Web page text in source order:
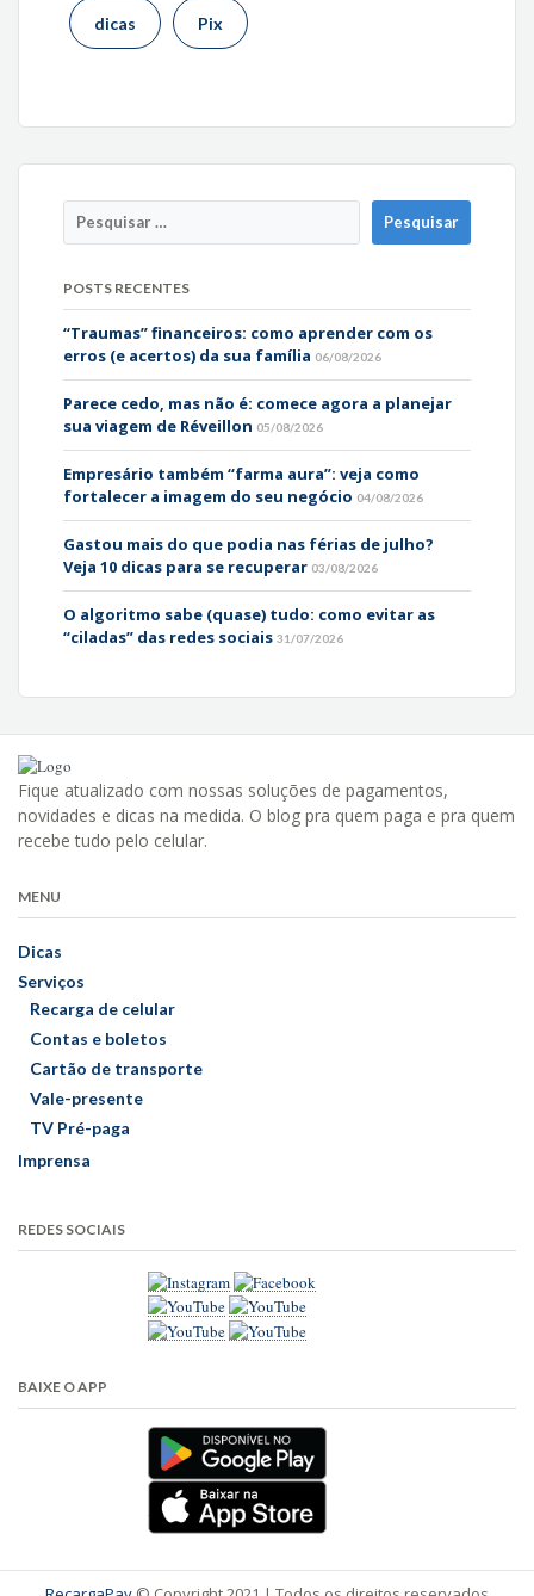
dicas Pix
POSTS RECENTES
“Traumas” financeiros: como aprender com os
erros (e acertos) da sua família 06/08/2026
Parece cedo, mas não é: comece agora a planejar
sua viagem de Réveillon 05/08/2026
Empresário também “farma aura”: veja como
fortalecer a imagem do seu negócio 04/08/2026
Gastou mais do que podia nas férias de julho?
Veja 10 dicas para se recuperar 03/08/2026
O algoritmo sabe (quase) tudo: como evitar as
“ciladas” das redes sociais 31/07/2026
Fique atualizado com nossas soluções de pagamentos,
novidades e dicas na medida. O blog pra quem paga e pra quem
recebe tudo pelo celular.
MENU
Dicas
Serviços
Recarga de celular
Contas e boletos
Cartão de transporte
Vale-presente
TV Pré-paga
Imprensa
REDES SOCIAIS
BAIXE O APP